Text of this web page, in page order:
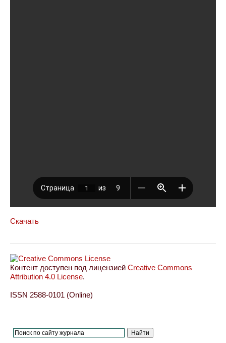
Скачать
Контент доступен под лицензией Creative Commons
Attribution 4.0 License.
ISSN 2588-0101 (Online)